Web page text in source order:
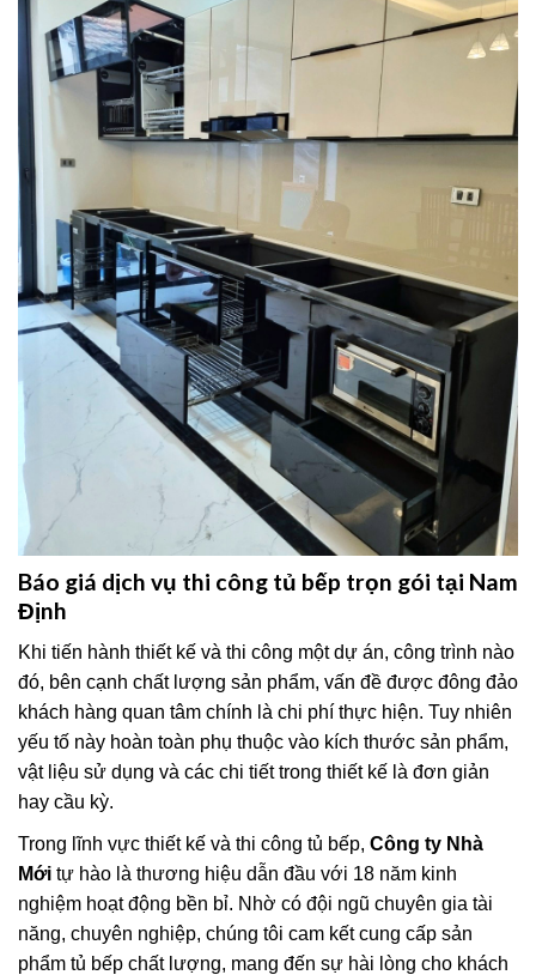
Báo giá dịch vụ thi công tủ bếp trọn gói tại Nam
Định
Khi tiến hành thiết kế và thi công một dự án, công trình nào
đó, bên cạnh chất lượng sản phẩm, vấn đề được đông đảo
khách hàng quan tâm chính là chi phí thực hiện. Tuy nhiên
yếu tố này hoàn toàn phụ thuộc vào kích thước sản phẩm,
vật liệu sử dụng và các chi tiết trong thiết kế là đơn giản
hay cầu kỳ.
Trong lĩnh vực thiết kế và thi công tủ bếp, Công ty Nhà
Mới tự hào là thương hiệu dẫn đầu với 18 năm kinh
nghiệm hoạt động bền bỉ. Nhờ có đội ngũ chuyên gia tài
năng, chuyên nghiệp, chúng tôi cam kết cung cấp sản
phẩm tủ bếp chất lượng, mang đến sự hài lòng cho khách